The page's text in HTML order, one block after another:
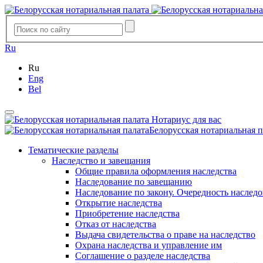
Ru
Ru
Eng
Bel
Нотариус для вас
Белорусская нотариальная
Тематические разделы
Наследство и завещания
Общие правила оформления наследства
Наследование по завещанию
Наследование по закону. Очередность
Открытие наследства
Приобретение наследства
Отказ от наследства
Выдача свидетельства о праве на наследство
Охрана наследства и управление им
Соглашение о разделе наследства